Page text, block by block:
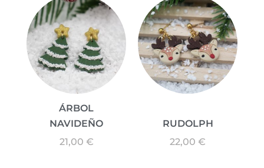
ÁRBOL
NAVIDEÑO
21,00 €
RUDOLPH
22,00 €